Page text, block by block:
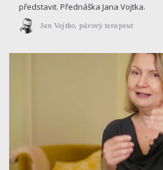
představit. Přednáška Jana Vojtka.
Jan Vojtko, párový terapeut